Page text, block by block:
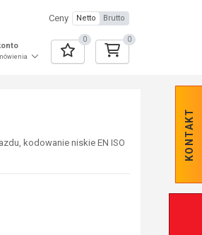
Ceny Netto Brutto
0 0
KONTAKT
kodowanie niskie EN ISO